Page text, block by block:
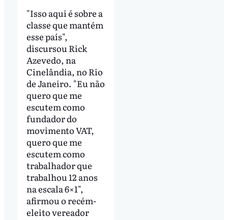
"Isso aqui é sobre a
classe que mantém
esse país",
discursou Rick
Azevedo, na
Cinelândia, no Rio
de Janeiro. "Eu não
quero que me
escutem como
fundador do
movimento VAT,
quero que me
escutem como
trabalhador que
trabalhou 12 anos
na escala 6×1",
afirmou o recém-
eleito vereador